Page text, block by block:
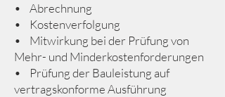
• Abrechnung
• Kostenverfolgung
• Mitwirkung bei der Prüfung von
Mehr- und Minderkostenforderungen
• Prüfung der Bauleistung auf
vertragskonforme Ausführung